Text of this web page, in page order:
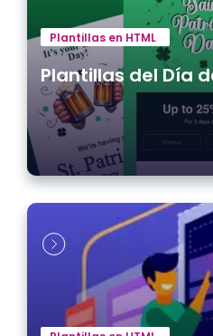
Plantillas en HTML
Plantillas del Día